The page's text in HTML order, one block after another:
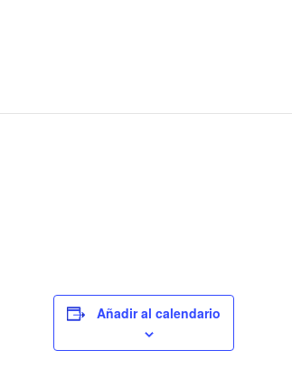
Añadir al calendario